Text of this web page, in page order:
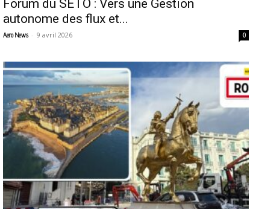
Forum du SETO : Vers une Gestion
autonome des flux et...
Aero News - 9 avril 2026 0